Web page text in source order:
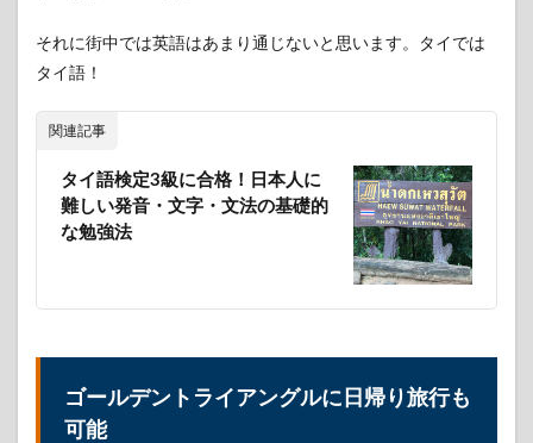
それに街中では英語はあまり通じないと思います。タイでは
タイ語！
関連記事
タイ語検定3級に合格！日本人に
難しい発音・文字・文法の基礎的
な勉強法
ゴールデントライアングルに日帰り旅行も
可能